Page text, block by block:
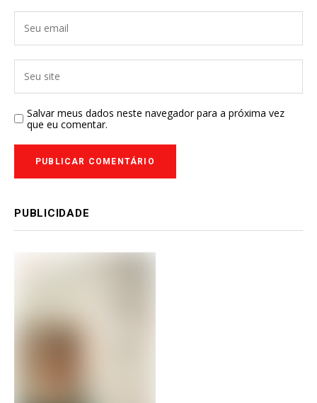
Salvar meus dados neste navegador para a próxima vez
que eu comentar.
PUBLICIDADE